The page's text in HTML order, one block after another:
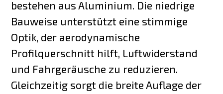
bestehen aus Aluminium. Die niedrige
Bauweise unterstützt eine stimmige
Optik, der aerodynamische
Profilquerschnitt hilft, Luftwiderstand
und Fahrgeräusche zu reduzieren.
Gleichzeitig sorgt die breite Auflage der